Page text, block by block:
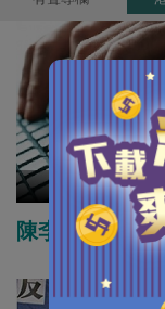
健良
陳李的「美國